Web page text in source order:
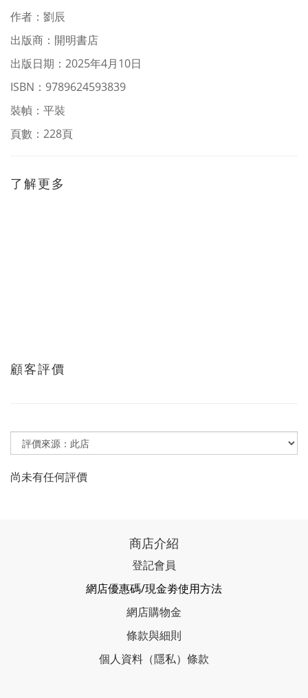
作者 ： 劉辰
出版商：開明書店
出版日期：2025年4月10日
ISBN：9789624593839
裝幀：平裝
頁數：228頁
了解更多
顧客評價
尚未有任何評價
商店介紹
登記會員
網店優惠碼/現金劵使用方法
網店購物金
條款與細則
個人資料（隱私）條款